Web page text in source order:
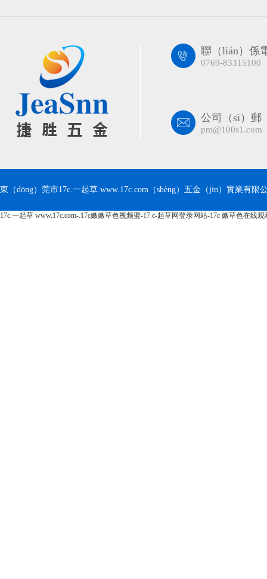
聯（lián）係
0769-83315100
公司（sī）郵
pm@100s1.com
東（dōng）莞市17c.一起草 www.17c.com（shèng）五金（jīn）實業有限
17c.一起草 www.17c.com-.17c嫩嫩草色视频蜜-17.c-起草网登录网站-17c 嫩草色在线观